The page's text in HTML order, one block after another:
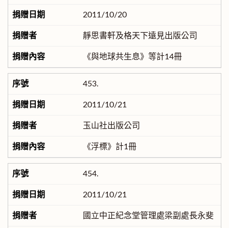
2011/10/20
靜思書軒及格天下遠見出版公司
《與地球共生息》等計14冊
453.
2011/10/21
玉山社出版公司
《浮標》計1冊
454.
2011/10/21
國立中正紀念堂管理處梁副處長永斐